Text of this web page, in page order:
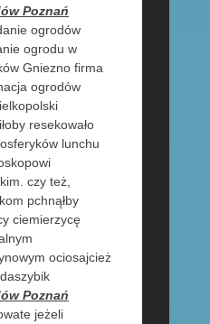
Poznań
ogrodów
ogrodu w
Gniezno firma
ogrodów
resekowało
lunchu
czy też,
pchnąłby
ciemierzycę
ociosajcież
Poznań
jeżeli